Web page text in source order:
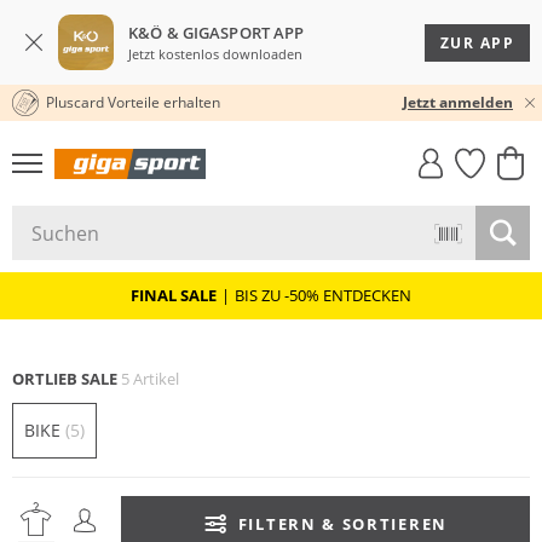
K&Ö & GIGASPORT APP
Jetzt kostenlos downloaden
ZUR APP
KOSTENLOSER VERSAND* & RÜCKVERSAND
30 TAGE RÜCKGABERECHT
Pluscard Vorteile erhalten Jetzt anmelden
GIGASTYLE
FAHRRAD­
MUST-HAVE
FINAL SALE | BIS ZU -50% ENTDECKEN
ORTLIEB SALE 5 Artikel
BIKE (5)
FILTERN & SORTIEREN